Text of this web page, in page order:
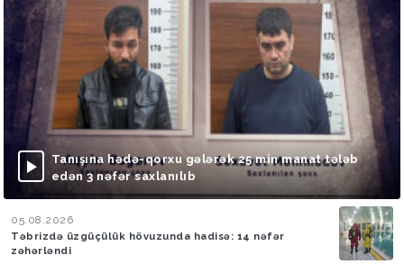
Tanışına hədə-qorxu gələrək 25 min manat tələb
edən 3 nəfər saxlanılıb
05.08.2026
Təbrizdə üzgüçülük hövuzunda hadisə: 14 nəfər
zəhərləndi